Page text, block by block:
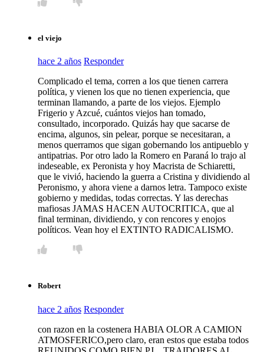
el viejo
hace 2 años Responder
Complicado el tema, corren a los que tienen carrera
política, y vienen los que no tienen experiencia, que
terminan llamando, a parte de los viejos. Ejemplo
Frigerio y Azcué, cuántos viejos han tomado,
consultado, incorporado. Quizás hay que sacarse de
encima, algunos, sin pelear, porque se necesitaran, a
menos querramos que sigan gobernando los antipueblo y
antipatrias. Por otro lado la Romero en Paraná lo trajo al
indeseable, ex Peronista y hoy Macrista de Schiaretti,
que le vivió, haciendo la guerra a Cristina y dividiendo al
Peronismo, y ahora viene a darnos letra. Tampoco existe
gobierno y medidas, todas correctas. Y las derechas
mafiosas JAMAS HACEN AUTOCRITICA, que al
final terminan, dividiendo, y con rencores y enojos
políticos. Vean hoy el EXTINTO RADICALISMO.
Robert
hace 2 años Responder
con razon en la costenera HABIA OLOR A CAMION
ATMOSFERICO,pero claro, eran estos que estaba todos